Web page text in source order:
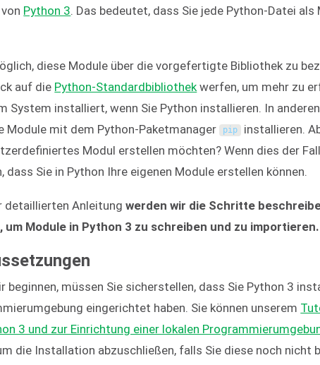
Python 3 . Das bedeutet, dass Sie jede Python-Datei
diese Module über die vorgefertigte Bibliothek zu
auf die Python-Standardbibliothek werfen, um mehr zu
System installiert, wenn Sie Python installieren. In
Module mit dem Python-Paketmanager pip installieren.
Modul erstellen möchten? Wenn dies der
dass Sie in Python Ihre eigenen Module erstellen können.
detaillierten Anleitungwerden wir die Schritte
um Module in Python 3 zu schreiben und zu importieren.
beginnen, müssen Sie sicherstellen, dass Sie Python 3
eingerichtet haben. Sie können unserem
3 und zur Einrichtung einer lokalen
die Installation abzuschließen, falls Sie diese noch nicht